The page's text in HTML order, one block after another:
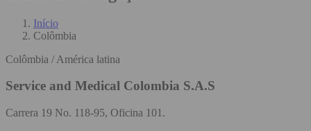
Início
Colômbia
Colômbia / América latina
Service and Medical Colombia S.A.S
Carrera 19 No. 118-95, Oficina 101.